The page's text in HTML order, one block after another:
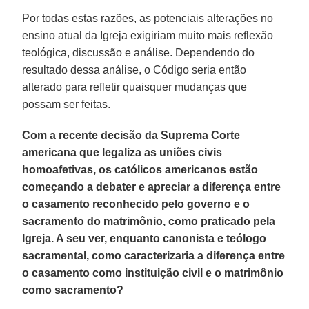
Por todas estas razões, as potenciais alterações no
ensino atual da Igreja exigiriam muito mais reflexão
teológica, discussão e análise. Dependendo do
resultado dessa análise, o Código seria então
alterado para refletir quaisquer mudanças que
possam ser feitas.
Com a recente decisão da Suprema Corte
americana que legaliza as uniões civis
homoafetivas, os católicos americanos estão
começando a debater e apreciar a diferença entre
o casamento reconhecido pelo governo e o
sacramento do matrimônio, como praticado pela
Igreja. A seu ver, enquanto canonista e teólogo
sacramental, como caracterizaria a diferença entre
o casamento como instituição civil e o matrimônio
como sacramento?